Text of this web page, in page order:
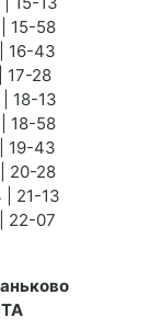
15-58
16-43
17-28
18-13
18-58
19-43
20-28
21-13
22-07